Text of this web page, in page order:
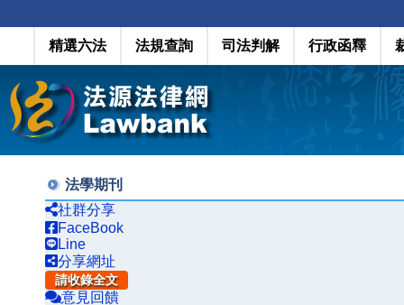
精選六法 法規查詢 司法判解 行政函釋
法學期刊
社群分享
FaceBook
Line
分享網址
請收錄全文
意見回饋